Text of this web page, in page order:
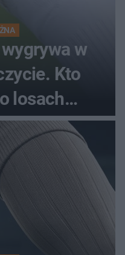
w
Kto
losach